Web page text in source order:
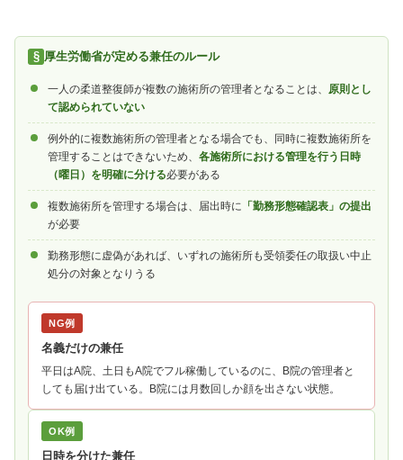
厚生労働省が定める兼任のルール
一人の柔道整復師が複数の施術所の管理者となることは、 原則とし
て認められていない
例外的に複数施術所の管理者となる場合でも、同時に複数施術所を
管理することはできないため、 各施術所における管理を行う日時
（曜日）を明確に分ける必要がある
複数施術所を管理する場合は、届出時に 「勤務形態確認表」の提出
が必要
勤務形態に虚偽があれば、いずれの施術所も受領委任の取扱い中止
処分の対象となりうる
NG例
名義だけの兼任
平日はA院、土日もA院でフル稼働しているのに、B院の管理者と
しても届け出ている。B院には月数回しか顔を出さない状態。
OK例
日時を分けた兼任